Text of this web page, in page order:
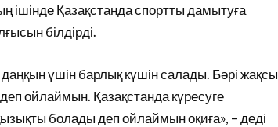
ішінде Қазақстанда спортты дамытуға
білдірді.
үшін барлық күшін салады. Бәрі жақсы
ойлаймын. Қазақстанда күресуге
болады деп ойлаймын оқиға», – деді